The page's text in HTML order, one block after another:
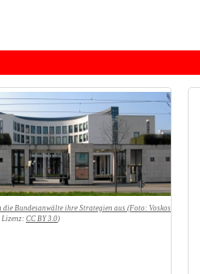
Bundesanwälte ihre Strategien aus (Foto: Voskos
CC BY 3.0)